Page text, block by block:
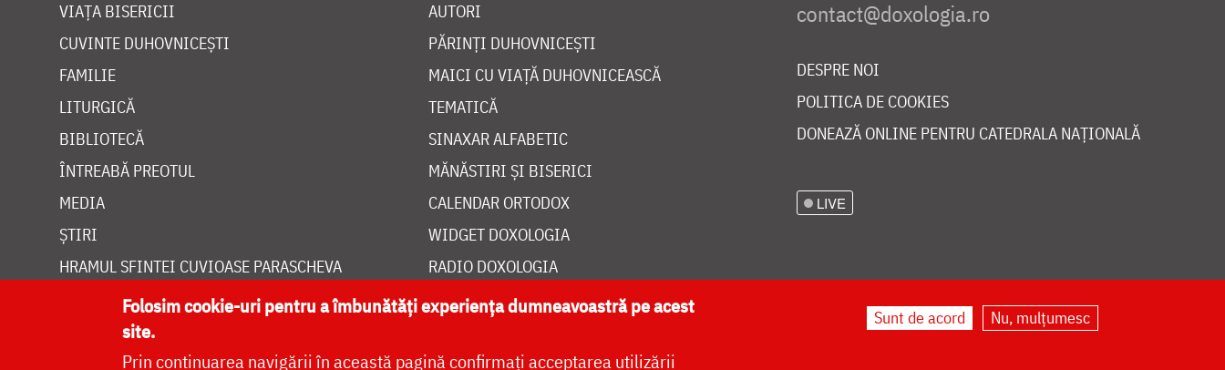
VIAȚA BISERICII
CUVINTE DUHOVNICEȘTI
FAMILIE
LITURGICĂ
BIBLIOTECĂ
ÎNTREABĂ PREOTUL
MEDIA
ȘTIRI
HRAMUL SFINTEI CUVIOASE PARASCHEVA
AUTORI
PĂRINȚI DUHOVNICEȘTI
MAICI CU VIAȚĂ DUHOVNICEASCĂ
TEMATICĂ
SINAXAR ALFABETIC
MĂNĂSTIRI ȘI BISERICI
CALENDAR ORTODOX
WIDGET DOXOLOGIA
RADIO DOXOLOGIA
DESPRE NOI
POLITICA DE COOKIES
DONEAZĂ ONLINE PENTRU CATEDRALA NAȚIONALĂ
LIVE
Folosim cookie-uri pentru a îmbunătăți experiența dumneavoastră pe acest
site.
Prin continuarea navigării în această pagină confirmați acceptarea utilizării
Sunt de acord Nu, mulțumesc